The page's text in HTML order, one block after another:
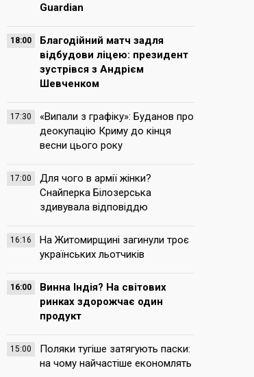
Guardian
18:00
Благодійний матч задля
відбудови ліцею: президент
зустрівся з Андрієм
Шевченком
17:30
«Випали з графіку»: Буданов про
деокупацію Криму до кінця
весни цього року
17:00
Для чого в армії жінки?
Снайперка Білозерська
здивувала відповіддю
16:16
На Житомирщині загинули троє
українських льотчиків
16:00
Винна Індія? На світових
ринках здорожчає один
продукт
15:00
Поляки тугіше затягують паски:
на чому найчастіше економлять